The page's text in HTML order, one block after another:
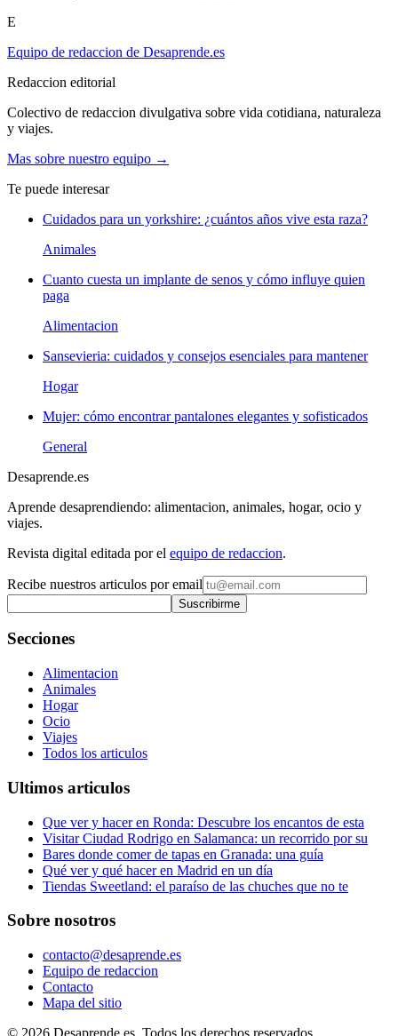
E
Equipo de redaccion de Desaprende.es
Redaccion editorial
Colectivo de redaccion divulgativa sobre vida cotidiana, naturaleza
y viajes.
Mas sobre nuestro equipo →
Te puede interesar
Cuidados para un yorkshire: ¿cuántos años vive esta raza?
Animales
Cuanto cuesta un implante de senos y cómo influye quien
paga
Alimentacion
Sansevieria: cuidados y consejos esenciales para mantener
Hogar
Mujer: cómo encontrar pantalones elegantes y sofisticados
General
Desaprende.es
Aprende desaprendiendo: alimentacion, animales, hogar, ocio y
viajes.
Revista digital editada por el equipo de redaccion.
Recibe nuestros articulos por email
Suscribirme
Secciones
Alimentacion
Animales
Hogar
Ocio
Viajes
Todos los articulos
Ultimos articulos
Que ver y hacer en Ronda: Descubre los encantos de esta
Visitar Ciudad Rodrigo en Salamanca: un recorrido por su
Bares donde comer de tapas en Granada: una guía
Qué ver y qué hacer en Madrid en un día
Tiendas Sweetland: el paraíso de las chuches que no te
Sobre nosotros
contacto@desaprende.es
Equipo de redaccion
Contacto
Mapa del sitio
© 2026 Desaprende.es. Todos los derechos reservados.